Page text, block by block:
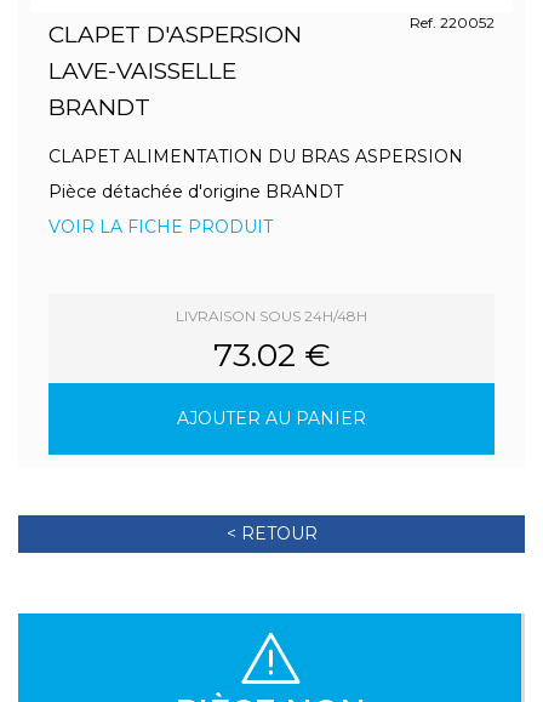
CLAPET D'ASPERSION
LAVE-VAISSELLE
BRANDT
Ref. 220052
CLAPET ALIMENTATION DU BRAS ASPERSION
Pièce détachée d'origine BRANDT
VOIR LA FICHE PRODUIT
LIVRAISON SOUS 24H/48H
73.02 €
AJOUTER AU PANIER
< RETOUR